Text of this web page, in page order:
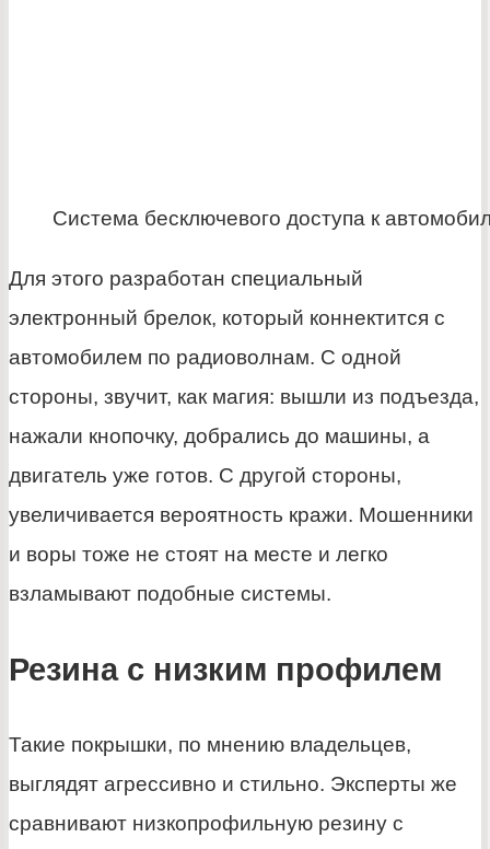
Система бесключевого доступа к
Для этого разработан специальный
электронный брелок, который коннектится с
автомобилем по радиоволнам. С одной
стороны, звучит, как магия: вышли из подъезда,
нажали кнопочку, добрались до машины, а
двигатель уже готов. С другой стороны,
увеличивается вероятность кражи. Мошенники
и воры тоже не стоят на месте и легко
взламывают подобные системы.
Резина с низким профилем
Такие покрышки, по мнению владельцев,
выглядят агрессивно и стильно. Эксперты же
сравнивают низкопрофильную резину с